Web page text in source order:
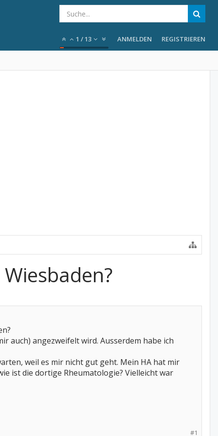
1 /13 ANMELDEN REGISTRIEREN
auch) angezweifelt wird. Ausserdem habe ich
weil es mir nicht gut geht. Mein HA hat mir
ist die dortige Rheumatologie? Vielleicht war
#1